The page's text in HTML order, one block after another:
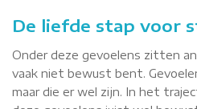
De liefde stap voor
Onder deze gevoelens zitten
vaak niet bewust bent.
maar die er wel zijn. In het